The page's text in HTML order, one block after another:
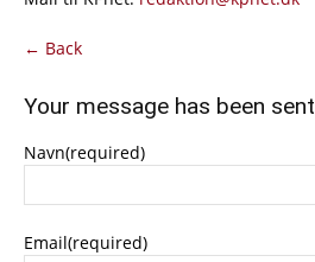
← Back
Your message has been sent
Navn(required)
Email(required)